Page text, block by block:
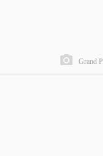
Grand